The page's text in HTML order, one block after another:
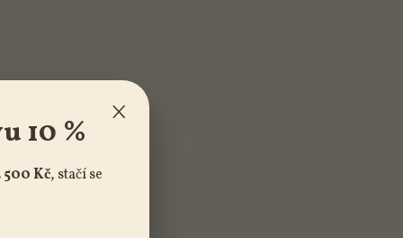
×
10 %
Kč, stačí se